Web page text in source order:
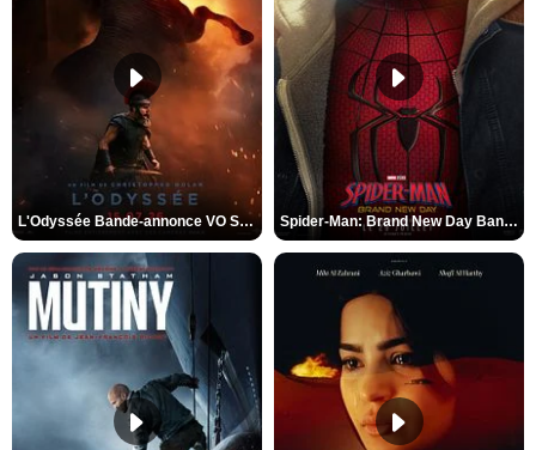
L'Odyssée Bande-annonce VO STFR Spider-Man: Brand New Day Bande-annonce VO STFR